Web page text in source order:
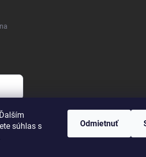
súhlas s
Odmietnuť